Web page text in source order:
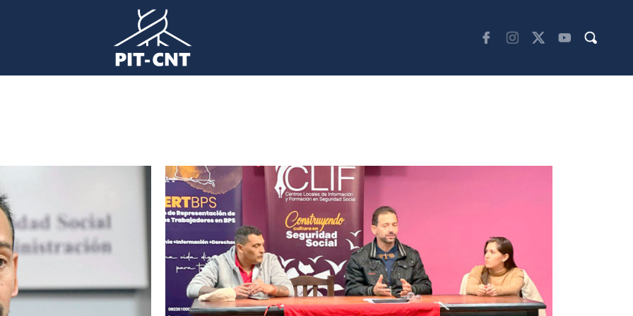
Imagen